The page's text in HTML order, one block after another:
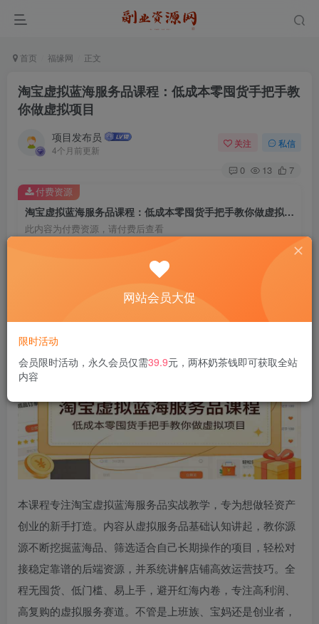
首页 福缘网 正文
淘宝虚拟蓝海服务品课程：低成本零囤货手把手教
你做虚拟项目
项目发布员
4个月前更新
关注 私信
0 13 7
淘宝虚拟蓝海服务品课程：低成本零囤货手把手教你做虚拟项目
此内容为付费资源，请付费后查看
￥4
付费资源
本课程专注淘宝虚拟蓝海服务品实战教学，专为想做轻资产
创业的新手打造。内容从虚拟服务品基础认知讲起，教你源
源不断挖掘蓝海品、筛选适合自己长期操作的项目，轻松对
接稳定靠谱的后端资源，并系统讲解店铺高效运营技巧。全
程无囤货、低门槛、易上手，避开红海内卷，专注高利润、
高复购的虚拟服务赛道。不管是上班族、宝妈还是创业者，
网站会员大促
限时活动
会员限时活动，永久会员仅需39.9元，两杯奶茶钱即可获取全站
内容